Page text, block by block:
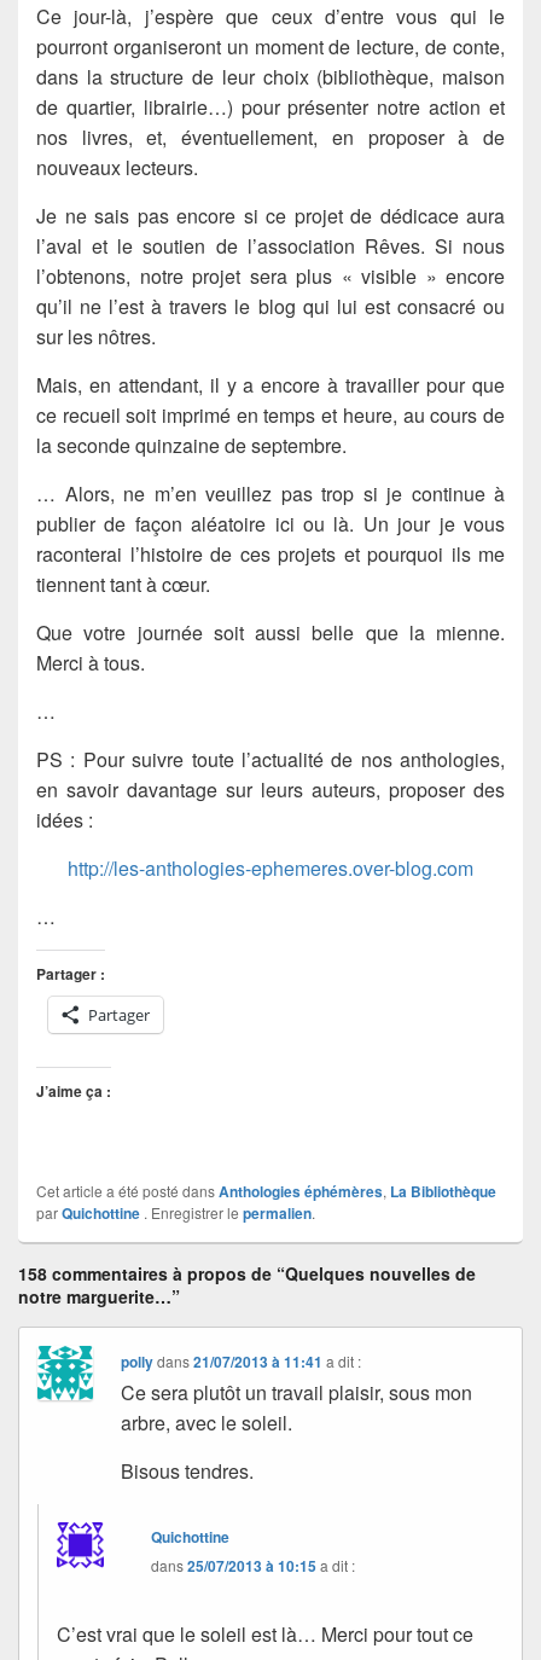
Ce jour-là, j’espère que ceux d’entre vous qui le
pourront organiseront un moment de lecture, de conte,
dans la structure de leur choix (bibliothèque, maison
de quartier, librairie…) pour présenter notre action et
nos livres, et, éventuellement, en proposer à de
nouveaux lecteurs.
Je ne sais pas encore si ce projet de dédicace aura
l’aval et le soutien de l’association Rêves. Si nous
l’obtenons, notre projet sera plus « visible » encore
qu’il ne l’est à travers le blog qui lui est consacré ou
sur les nôtres.
Mais, en attendant, il y a encore à travailler pour que
ce recueil soit imprimé en temps et heure, au cours de
la seconde quinzaine de septembre.
… Alors, ne m’en veuillez pas trop si je continue à
publier de façon aléatoire ici ou là. Un jour je vous
raconterai l’histoire de ces projets et pourquoi ils me
tiennent tant à cœur.
Que votre journée soit aussi belle que la mienne.
Merci à tous.
…
PS : Pour suivre toute l’actualité de nos anthologies,
en savoir davantage sur leurs auteurs, proposer des
idées :
http://les-anthologies-ephemeres.over-blog.com
…
Partager :
Partager
J’aime ça :
Cet article a été posté dansAnthologies éphémères, La Bibliothèque
parQuichottine . Enregistrer le permalien.
158 commentaires à propos de “Quelques nouvelles de
notre marguerite…”
pollydans21/07/2013 à 11:41 a dit :
Ce sera plutôt un travail plaisir, sous mon
arbre, avec le soleil.
Bisous tendres.
Quichottine
dans25/07/2013 à 10:15a dit :
C’est vrai que le soleil est là… Merci pour tout ce